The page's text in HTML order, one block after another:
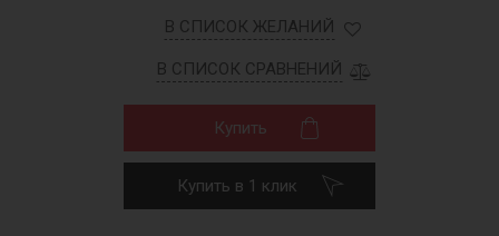
В СПИСОК ЖЕЛАНИЙ
В СПИСОК СРАВНЕНИЙ
Купить
Купить в 1 клик